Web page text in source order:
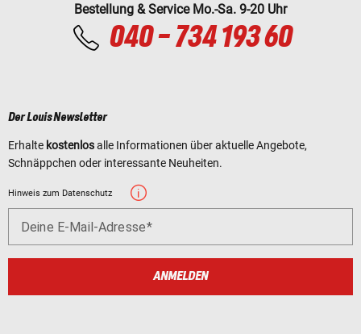
Bestellung & Service Mo.-Sa. 9-20 Uhr
040 - 734 193 60
Der Louis Newsletter
Erhalte kostenlosalle Informationen über aktuelle Angebote,
Schnäppchen oder interessante Neuheiten.
Hinweis zum Datenschutz
Deine E-Mail-Adresse
ANMELDEN